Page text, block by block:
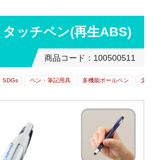
ッチペン(再生ABS)
商品コード：100500511
SDGs ペン・筆記用具 多機能ボールペン 文